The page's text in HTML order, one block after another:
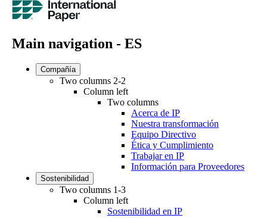
Main navigation - ES
Compañía
Two columns 2-2
Column left
Two columns
Acerca de IP
Nuestra transformación
Equipo Directivo
Ética y Cumplimiento
Trabajar en IP
Información para Proveedores
Sostenibilidad
Two columns 1-3
Column left
Sostenibilidad en IP